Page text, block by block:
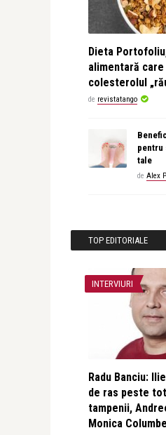
Dieta
alimentară
colesterolul
de revistatango
pentru
tale
de Alex
TOP EDITORIALE
INTERVIURI
Radu Banciu:
de ras peste
tampenii,
Monica